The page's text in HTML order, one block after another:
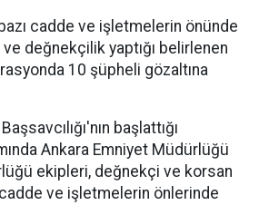
cadde ve işletmelerin önünde
değnekçilik yaptığı belirlenen
10 şüpheli gözaltına
başlattığı
Ankara Emniyet Müdürlüğü
ekipleri, değnekçi ve korsan
cadde ve işletmelerin önlerinde